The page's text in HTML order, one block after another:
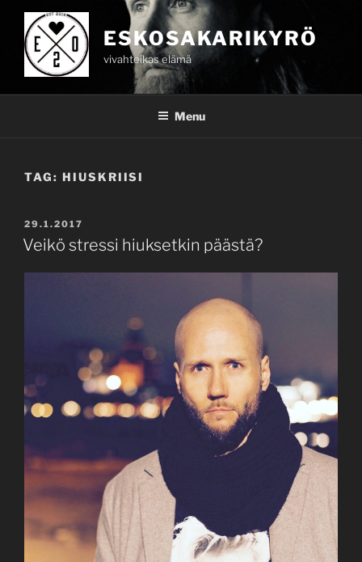
content
ESKOSAKARIKYRÖ
vivahteikas elämä
Menu
TAG: HIUSKRIISI
POSTED
ON
29.1.2017
Veikö stressi hiuksetkin päästä?